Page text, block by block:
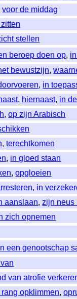
voor de middag
stellen
beroep doen op,
bewustzijn,
, in
, hiernaast, in
,op zijn Arabisch
,terechtkomen
, in gloed staan
,opgloeien
, in
aanslaan,zijn neus
zich opnemen
een genootschap
van atrofie
rang opklimmen,